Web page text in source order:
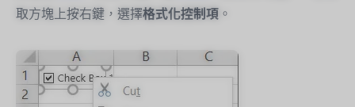
取方塊上按右鍵，選擇格式化控制項 。